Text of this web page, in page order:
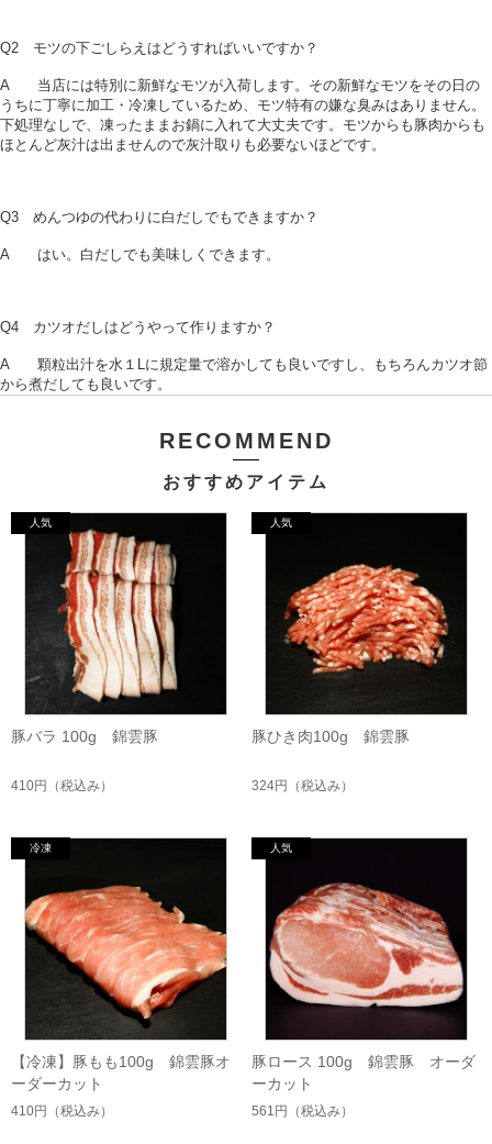
Q2 モツの下ごしらえはどうすればいいですか？
A 当店には特別に新鮮なモツが入荷します。その新鮮なモツをその日の
うちに丁寧に加工・冷凍しているため、モツ特有の嫌な臭みはありません。
下処理なしで、凍ったままお鍋に入れて大丈夫です。モツからも豚肉からも
ほとんど灰汁は出ませんので灰汁取りも必要ないほどです。
Q3 めんつゆの代わりに白だしでもできますか？
A はい。白だしでも美味しくできます。
Q4 カツオだしはどうやって作りますか？
A 顆粒出汁を水１Lに規定量で溶かしても良いですし、もちろんカツオ節
から煮だしても良いです。
RECOMMEND
おすすめアイテム
豚バラ 100g 錦雲豚
410円 （税込み）
豚ひき肉100g 錦雲豚
324円 （税込み）
【冷凍】豚もも100g 錦雲豚オ
ーダーカット
410円 （税込み）
豚ロース 100g 錦雲豚 オーダ
ーカット
561円 （税込み）